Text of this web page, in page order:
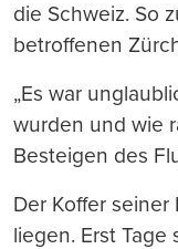
die Schweiz. So
betroffenen
„Es war
wurden und wie
Besteigen des
Der Koffer
liegen. Erst Tage